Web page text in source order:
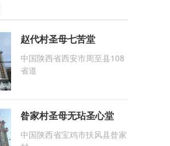
赵代村圣母七苦堂
中国陕西省西安市周至县108
省道
昝家村圣母无玷圣心堂
中国陕西省宝鸡市扶风县昝家